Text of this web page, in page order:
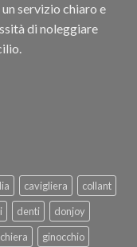
servizio chiaro e
di noleggiare
cavigliera
collant
denti
donjoy
ginocchio